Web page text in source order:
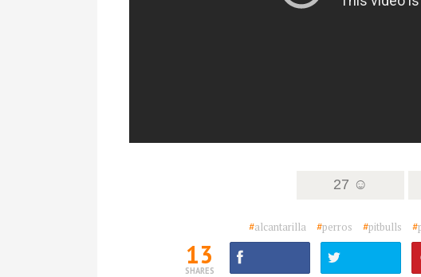
27 ☺
#alcantarilla #perros #pitbulls #
13
SHARES